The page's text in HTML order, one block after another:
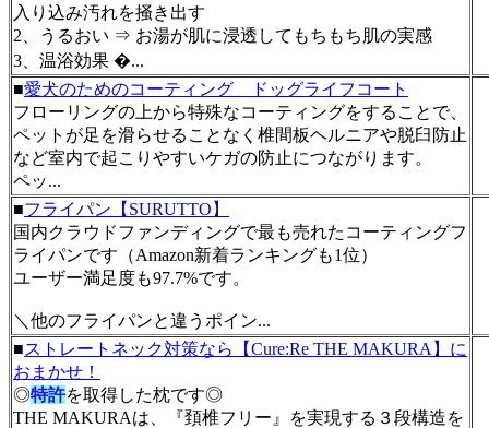
入り込み汚れを掻き出す
2、うるおい ⇒ お湯が肌に浸透してもちもち肌の実感
3、温浴効果 �...
■愛犬のためのコーティング ドッグライフコート
フローリングの上から特殊なコーティングをすることで、
ペットが足を滑らせることなく椎間板ヘルニアや脱臼防止
など室内で起こりやすいケガの防止につながります。
ペッ...
■フライパン【SURUTTO】
国内クラウドファンディングで最も売れたコーティングフ
ライパンです（Amazon新着ランキングも1位）
ユーザー満足度も97.7%です。
＼他のフライパンと違うポイン...
■ストレートネック対策なら【Cure:Re THE MAKURA】に
おまかせ！
◎特許を取得した枕です◎
THE MAKURAは、『頚椎フリー』を実現する３段構造を